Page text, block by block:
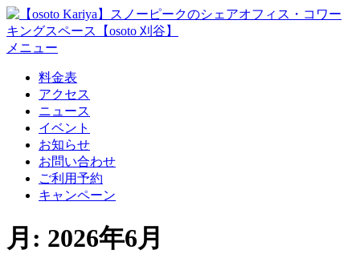
コ
ン
テ
メニュー
料金表
アクセス
ニュース
イベント
お知らせ
お問い合わせ
ご利用予約
キャンペーン
月: 2026年6月